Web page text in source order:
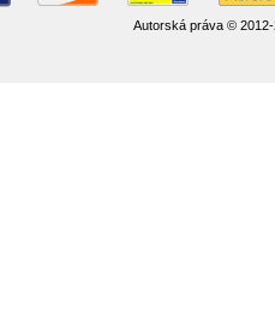
Autorská práva ©